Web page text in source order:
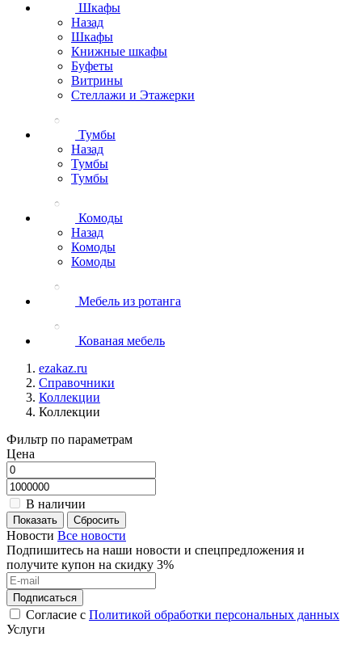
Шкафы
Назад
Шкафы
Книжные шкафы
Буфеты
Витрины
Стеллажи и Этажерки
Тумбы
Назад
Тумбы
Тумбы
Комоды
Назад
Комоды
Комоды
Мебель из ротанга
Кованая мебель
ezakaz.ru
Справочники
Коллекции
Коллекции
Фильтр по параметрам
Цена
В наличии
Показать Сбросить
Новости Все новости
Подпишитесь на наши новости и спецпредложения и
получите купон на скидку 3%
Подписаться
Согласие с Политикой обработки персональных данных
Услуги